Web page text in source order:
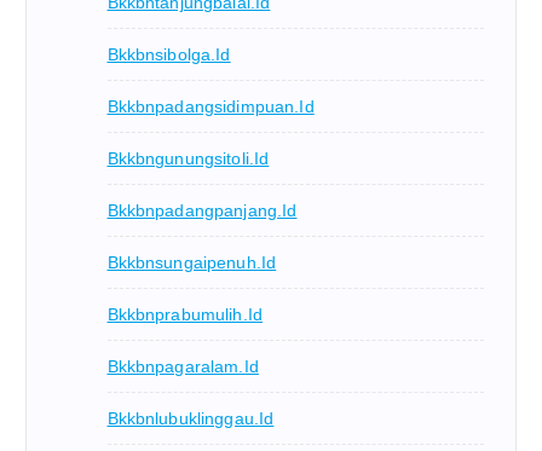
Bkkbnsibolga.id
Bkkbnpadangsidimpuan.id
Bkkbngunungsitoli.id
Bkkbnpadangpanjang.id
Bkkbnsungaipenuh.id
Bkkbnprabumulih.id
Bkkbnpagaralam.id
Bkkbnlubuklinggau.id